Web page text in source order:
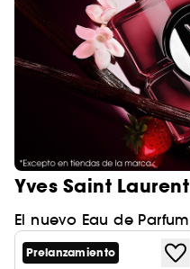
Yves Saint Laurent
El nuevo Eau de
Prelanzamiento